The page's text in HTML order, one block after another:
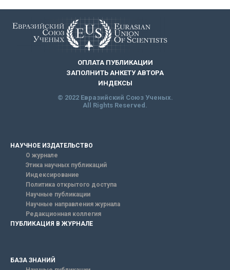
ОПЛАТА ПУБЛИКАЦИИ
ЗАПОЛНИТЬ АНКЕТУ АВТОРА
ИНДЕКСЫ
© 2022 Евразийский Союз Ученых.
All Rights Reserved.
НАУЧНОЕ ИЗДАТЕЛЬСТВО
О журнале
Этика научных публикаций
Индексирование
Политика открытого доступа
Научные публикации
Научные направления журнала
Редакционная коллегия
ПУБЛИКАЦИЯ В ЖУРНАЛЕ
БАЗА ЗНАНИЙ